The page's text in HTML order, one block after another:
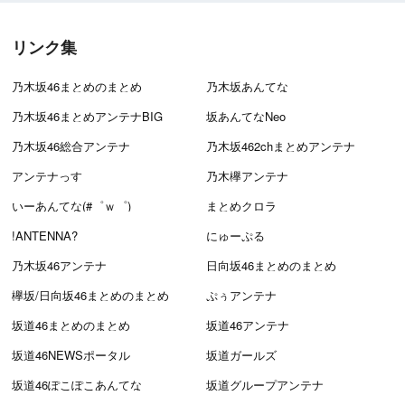
リンク集
乃木坂46まとめのまとめ
乃木坂あんてな
乃木坂46まとめアンテナBIG
坂あんてなNeo
乃木坂46総合アンテナ
乃木坂462chまとめアンテナ
アンテナっす
乃木欅アンテナ
いーあんてな(#゜ｗ゜)
まとめクロラ
!ANTENNA?
にゅーぷる
乃木坂46アンテナ
日向坂46まとめのまとめ
欅坂/日向坂46まとめのまとめ
ぷぅアンテナ
坂道46まとめのまとめ
坂道46アンテナ
坂道46NEWSポータル
坂道ガールズ
坂道46ぽこぽこあんてな
坂道グループアンテナ